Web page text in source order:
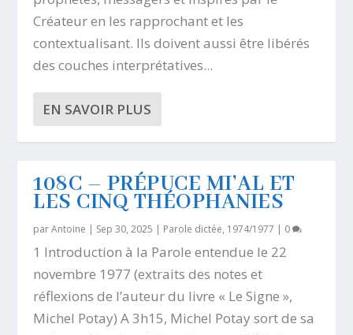
Créateur en les rapprochant et les
contextualisant. Ils doivent aussi être libérés
des couches interprétatives...
EN SAVOIR PLUS
108C – PRÉPUCE MI’AL ET
LES CINQ THÉOPHANIES
parAntoine | Sep 30, 2025 | Parole dictée, 1974/1977 | 0
1 Introduction à la Parole entendue le 22
novembre 1977 (extraits des notes et
réflexions de l’auteur du livre « Le Signe »,
Michel Potay) A 3h15, Michel Potay sort de sa